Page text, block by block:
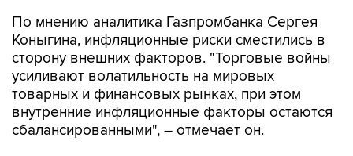
По мнению аналитика Газпромбанка Сергея
Коныгина, инфляционные риски сместились в
сторону внешних факторов. "Торговые войны
усиливают волатильность на мировых
товарных и финансовых рынках, при этом
внутренние инфляционные факторы остаются
сбалансированными", – отмечает он.